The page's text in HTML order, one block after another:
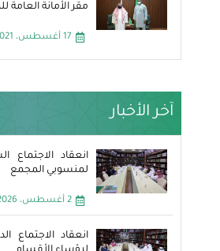
مقر الأمانة العامة
17 أغسطس، 2021
آخر الأخبار
انعقاد الاجتماع
لمنسوبي المجمع
2 أغسطس، 2026
انعقاد الاجتماع